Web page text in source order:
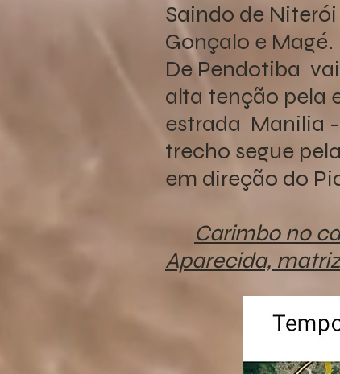
Saindo de
Gonçalo e Magé.
De Pendotiba
alta tenção pela
estrada Manilia -
trecho segue
em direção do
Carimbo no
Aparecida,